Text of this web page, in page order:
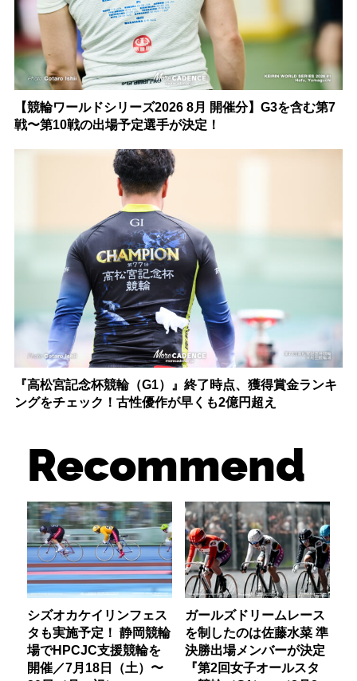
【競輪ワールドシリーズ2026 8月 開催分】G3を含む第7
戦〜第10戦の出場予定選手が決定！
『高松宮記念杯競輪（G1）』終了時点、獲得賞金ランキ
ングをチェック！古性優作が早くも2億円超え
Recommend
シズオカケイリンフェス
タも実施予定！ 静岡競輪
場でHPCJC支援競輪を
開催／7月18日（土）〜
ガールズドリームレース
を制したのは佐藤水菜 準
決勝出場メンバーが決定
『第2回女子オールスタ